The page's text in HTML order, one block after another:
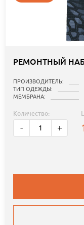
РЕМОНТНЫЙ
ПРОИЗВОДИТЕЛЬ:
ТИП ОДЕЖДЫ:
МЕМБРАНА:
Количество:
- +